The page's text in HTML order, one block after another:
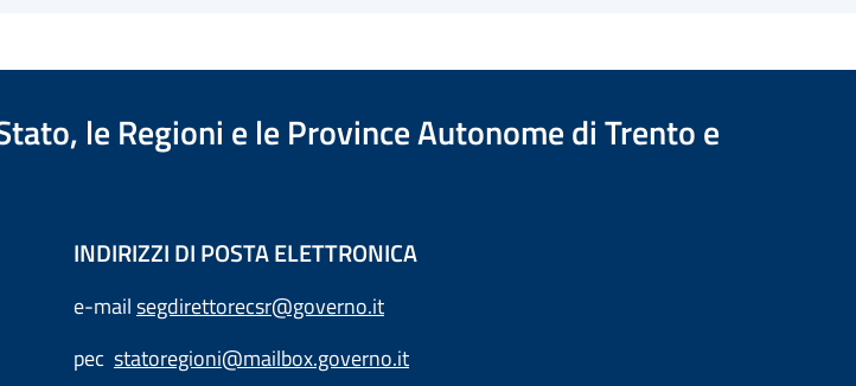
le Regioni e le Province Autonome di Trento e
INDIRIZZI DI POSTA ELETTRONICA
e-mailsegdirettorecsr@governo.it
pec statoregioni@mailbox.governo.it